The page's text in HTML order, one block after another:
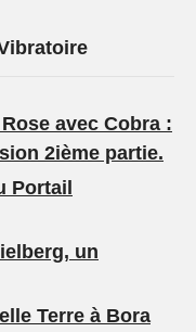
avec Cobra :
2ième partie.
Portail
un
Terre à Bora